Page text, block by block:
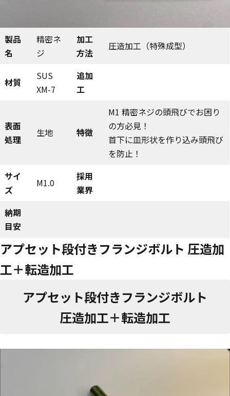
製品
名
精密ネ
ジ
加工
方法
圧造加工（特殊成型）
材質
SUS
XM-7
追加
工
表面
処理
生地 特徴
M1 精密ネジの頭飛びでお困り
の方必見！
首下に皿形状を作り込み頭飛び
を防止！
サイ
ズ
M1.0
採用
業界
納期
目安
アプセット段付きフランジボルト 圧造加
工＋転造加工
アプセット段付きフランジボルト
圧造加工＋転造加工